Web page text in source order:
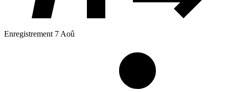
Enregistrement 7 Aoû